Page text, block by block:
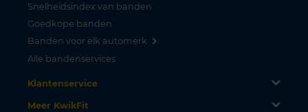
Snelheidsindex van banden
Goedkope banden
Banden voor elk automerk
Alle bandenservices
Klantenservice
Meer KwikFit